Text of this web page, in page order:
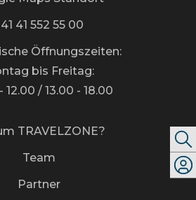
41 552 55 00
Öffnungszeiten:
bis Freitag:
12.00 / 13.00 - 18.00
TRAVELZONE?
Team
Partner